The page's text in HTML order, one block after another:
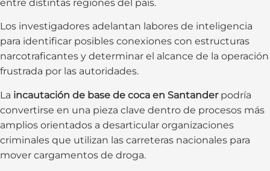
entre distintas regiones del país.
Los investigadores adelantan labores de inteligencia
para identificar posibles conexiones con estructuras
narcotraficantes y determinar el alcance de la operación
frustrada por las autoridades.
La incautación de base de coca en Santanderpodría
convertirse en una pieza clave dentro de procesos más
amplios orientados a desarticular organizaciones
criminales que utilizan las carreteras nacionales para
mover cargamentos de droga.